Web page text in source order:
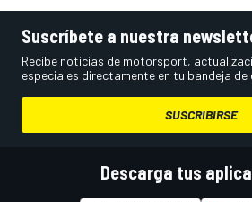
Suscríbete a nuestra
Recibe noticias de motorsport,
especiales directamente en tu bandeja de
SUSCRIBIRSE
Descarga tus